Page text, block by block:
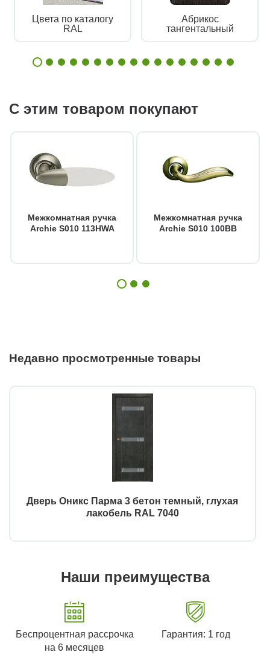
Цвета по каталогу
RAL
Абрикос
тангентальный
С этим товаром покупают
Межкомнатная ручка
Archie S010 113HWA
Межкомнатная ручка
Archie S010 100BB
Недавно просмотренные товары
Дверь Оникс Парма 3 бетон темный, глухая
лакобель RAL 7040
Наши преимущества
Беспроцентная рассрочка
на 6 месяцев
Гарантия: 1 год